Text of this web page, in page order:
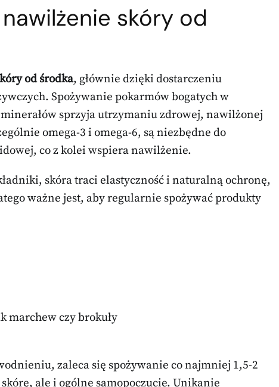
skóry od
od środka, głównie dzięki dostarczeniu
Spożywanie pokarmów bogatych w
sprzyja utrzymaniu zdrowej, nawilżonej
omega-3 i omega-6, są niezbędne do
co z kolei wspiera nawilżenie.
skóra traci elastyczność i naturalną ochronę,
ważne jest, aby regularnie spożywać produkty
marchew czy brokuły
zaleca się spożywanie co najmniej 1,5-2
ale i ogólne samopoczucie. Unikanie